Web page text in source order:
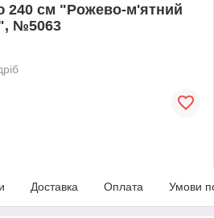
см "Рожево-м'ятний
№5063
Доставка Оплата Умови